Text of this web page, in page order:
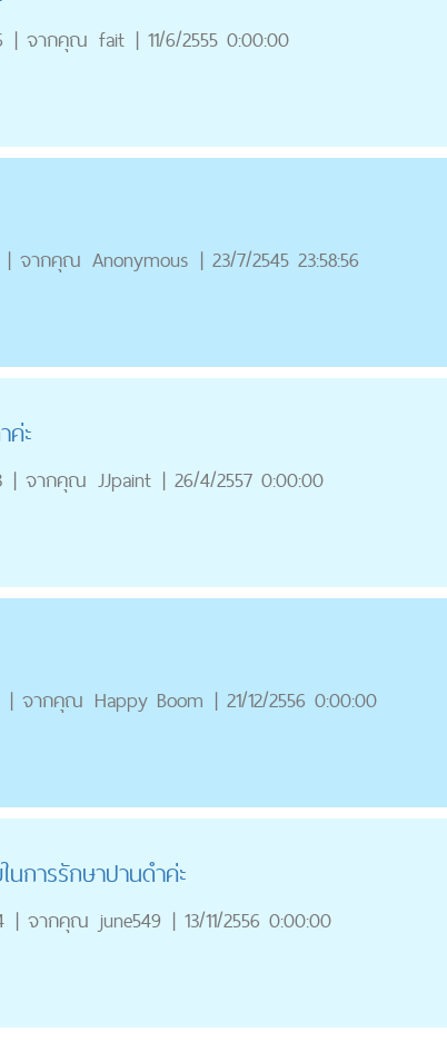
| จากคุณ fait | 11/6/2555 0:00:00
| จากคุณ Anonymous | 23/7/2545 23:58:56
ค่ะ
| จากคุณ JJpaint | 26/4/2557 0:00:00
| จากคุณ Happy Boom | 21/12/2556 0:00:00
นการรักษาปานดำค่ะ
| จากคุณ june549 | 13/11/2556 0:00:00